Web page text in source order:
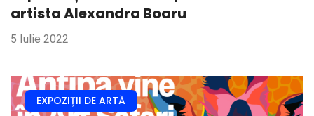
artista Alexandra Boaru
5 Iulie 2022
EXPOZIȚII DE ARTĂ